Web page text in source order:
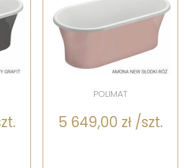
POLIMAT
5 649,00 zł /szt.